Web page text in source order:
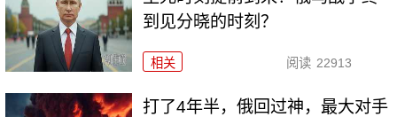
到见分晓的时刻？
相关 阅读 22913
打了4年半，俄回过神，最大对手